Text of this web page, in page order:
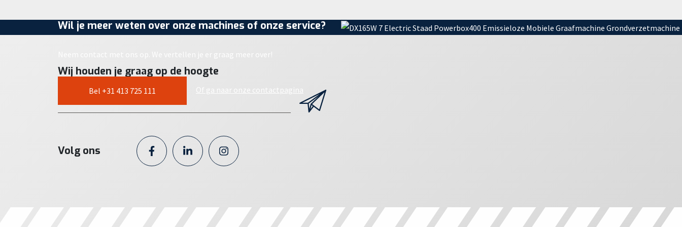
Wil je meer weten over onze machines of onze service?
Neem contact met ons op. We vertellen je er graag meer over!
Bel +31 413 725 111 Of ga naar onze contactpagina
Wij houden je graag op de hoogte
Volg ons